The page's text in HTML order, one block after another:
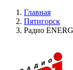
Главная
Пятигорск
Радио